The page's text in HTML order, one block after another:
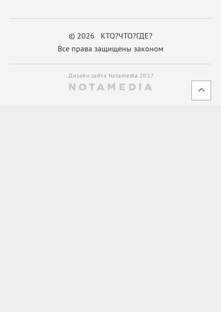
© 2026 КТО?ЧТО?ГДЕ?
Все права защищены законом
Дизайн сайта Notamedia 2017